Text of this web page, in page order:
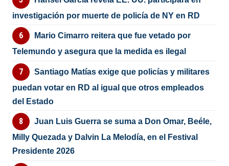
investigación por muerte de policía de NY en RD
Mario Cimarro reitera que fue vetado por
Telemundo y asegura que la medida es ilegal
Santiago Matías exige que policías y militares
puedan votar en RD al igual que otros empleados
del Estado
Juan Luis Guerra se suma a Don Omar, Beéle,
Milly Quezada y Dalvin La Melodía, en el Festival
Presidente 2026